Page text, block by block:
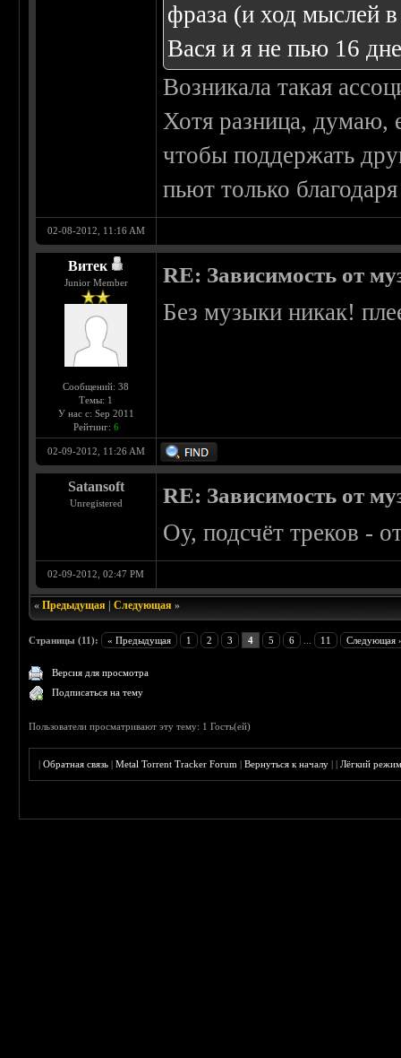
фраза (и ход мыслей
Вася и я не пью 16
Возникала такая
Хотя разница, думаю,
чтобы поддержать
пьют только
02-08-2012, 11:16 AM
Витек
Junior Member
Сообщений: 38
Темы: 1
У нас с: Sep 2011
Рейтинг: 6
RE: Зависимость от
Без музыки никак!
02-09-2012, 11:26 AM
Satansoft
Unregistered RE: Зависимость от
Оу, подсчёт треков -
02-09-2012, 02:47 PM
«Предыдущая |Следующая »
Страницы (11): « Предыдущая 1 2 3 4 5 6 11 Следующая
Версия для просмотра
Подписаться на тему
Пользователи просматривают эту тему: 1 Гость(ей)
|Обратная связь |Metal Torrent Tracker Forum |Вернуться к началу ||Лёгкий